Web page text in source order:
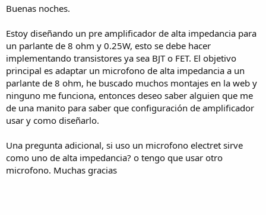
n
i
o
Buenas noches.
Estoy diseñando un pre amplificador de alta impedancia para
un parlante de 8 ohm y 0.25W, esto se debe hacer
implementando transistores ya sea BJT o FET. El objetivo
principal es adaptar un microfono de alta impedancia a un
parlante de 8 ohm, he buscado muchos montajes en la web y
ninguno me funciona, entonces deseo saber alguien que me
de una manito para saber que configuración de amplificador
usar y como diseñarlo.
Una pregunta adicional, si uso un microfono electret sirve
como uno de alta impedancia? o tengo que usar otro
microfono. Muchas gracias